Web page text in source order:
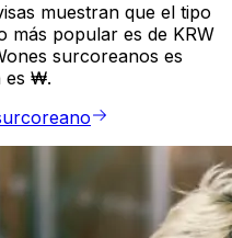
muestran que el tipo
más popular es de KRW
surcoreanos es
es ₩.